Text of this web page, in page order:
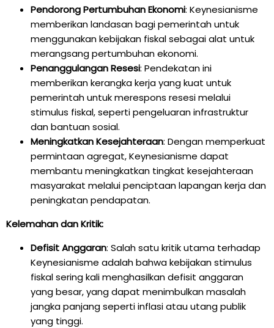
Pendorong Pertumbuhan Ekonomi: Keynesianisme
memberikan landasan bagi pemerintah untuk
menggunakan kebijakan fiskal sebagai alat untuk
merangsang pertumbuhan ekonomi.
Penanggulangan Resesi: Pendekatan ini
memberikan kerangka kerja yang kuat untuk
pemerintah untuk merespons resesi melalui
stimulus fiskal, seperti pengeluaran infrastruktur
dan bantuan sosial.
Meningkatkan Kesejahteraan: Dengan memperkuat
permintaan agregat, Keynesianisme dapat
membantu meningkatkan tingkat kesejahteraan
masyarakat melalui penciptaan lapangan kerja dan
peningkatan pendapatan.
Kelemahan dan Kritik:
Defisit Anggaran: Salah satu kritik utama terhadap
Keynesianisme adalah bahwa kebijakan stimulus
fiskal sering kali menghasilkan defisit anggaran
yang besar, yang dapat menimbulkan masalah
jangka panjang seperti inflasi atau utang publik
yang tinggi.